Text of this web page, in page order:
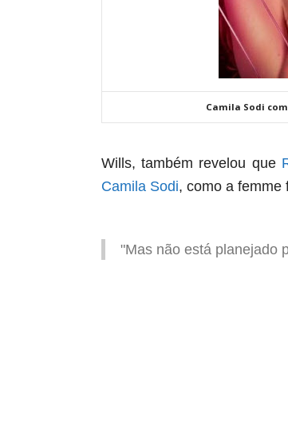
Camila Sodi
Wills, também revelou que
Camila Sodi, como a femme
"Mas não está planejado